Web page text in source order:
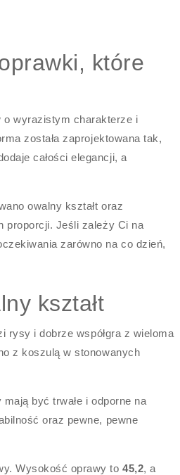
które
o wyrazistym charakterze i
została zaprojektowana tak,
całości elegancji, a
owalny kształt oraz
proporcji. Jeśli zależy Ci na
zarówno na co dzień,
kształt
rysy i dobrze współgra z wieloma
z koszulą w stonowanych
być trwałe i odporne na
oraz pewne, pewne
Wysokość oprawy to45,2, a